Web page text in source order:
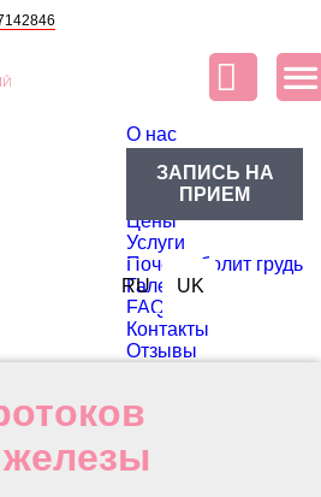
O нас
Блог
Доктора
Цены
Услуги
Почему болит грудь
Галерея
FAQ
Контакты
Отзывы
RU UK
ЗАПИСЬ НА
ПРИЕМ